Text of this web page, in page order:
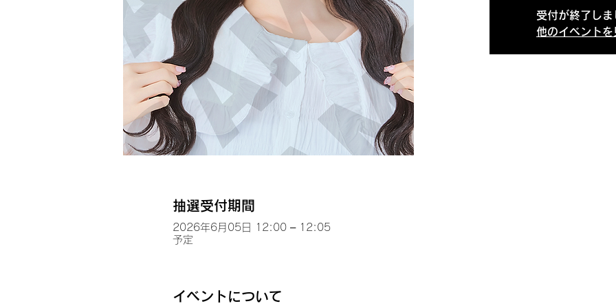
受付が終了しま
他のイベントを
抽選受付期間
2026年6月05日 12:00 – 12:05
予定
イベントについて